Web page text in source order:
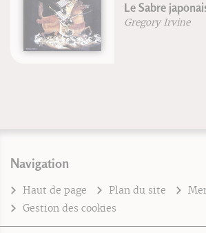
Le Sabre
Gregory Irvine
Navigation
Haut de page Plan du site
Gestion des cookies